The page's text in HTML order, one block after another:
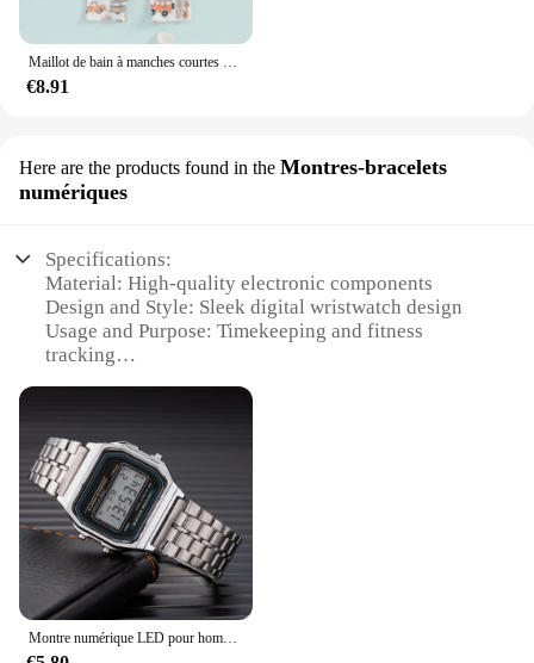
€8.91
Here are the products found in the Montres-bracelets
numériques
Specifications:
Material: High-quality electronic components
Design and Style: Sleek digital wristwatch design
Usage and Purpose: Timekeeping and fitness
tracking
and comfortable fit
Performance and Property: Accurate time display,
durable build
Features:
|Vendors|
**Advanced Timekeeping and Fitness Tracking**
The elecrtonique Montres-bracelets numériques are